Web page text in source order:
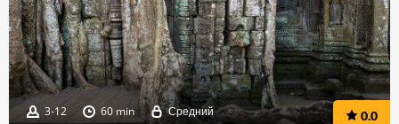
3-12 60 min Средний 0.0